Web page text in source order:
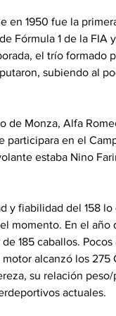
en 1950 fue la
Fórmula 1 de la FIA
el trío formado
subiendo al
de Monza, Alfa
participara en el
estaba Nino
y fiabilidad del 158
momento. En el año
185 caballos.
alcanzó los 275
su relación
actuales.